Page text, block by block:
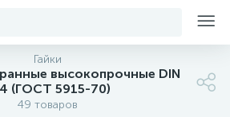
Гайки
высокопрочные DIN
(ГОСТ 5915-70)
49 товаров